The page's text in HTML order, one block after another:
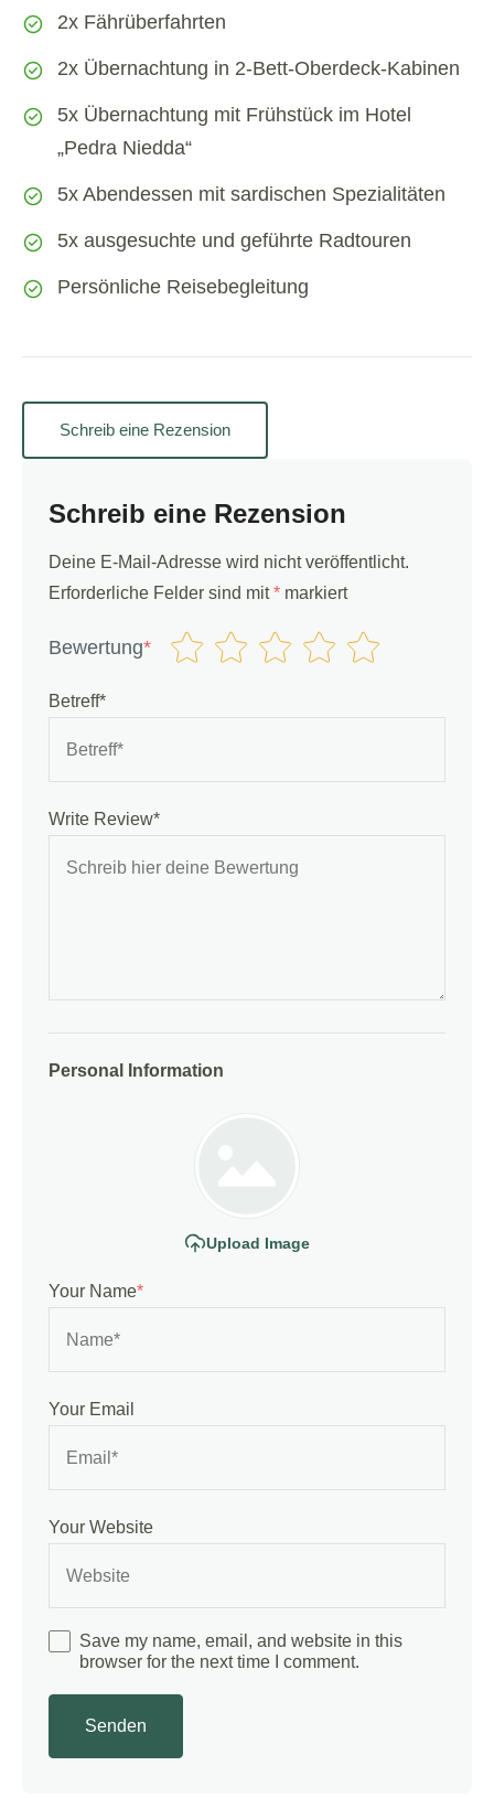
2x Fährüberfahrten
2x Übernachtung in 2-Bett-Oberdeck-Kabinen
5x Übernachtung mit Frühstück im Hotel
„Pedra Niedda“
5x Abendessen mit sardischen Spezialitäten
5x ausgesuchte und geführte Radtouren
Persönliche Reisebegleitung
Schreib eine Rezension
Schreib eine Rezension
Deine E-Mail-Adresse wird nicht veröffentlicht.
Erforderliche Felder sind mit* markiert
Bewertung*
Betreff*
Write Review*
Personal Information
Upload Image
Your Name*
Your Email
Your Website
Save my name, email, and website in this
browser for the next time I comment.